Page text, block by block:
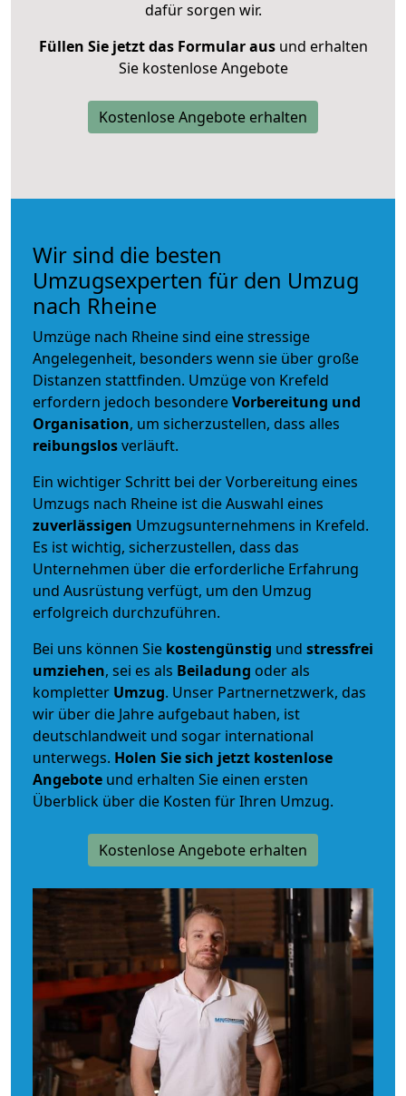
dafür sorgen wir.
Füllen Sie jetzt das Formular ausund erhalten
Sie kostenlose Angebote
Kostenlose Angebote erhalten
Wir sind die besten
Umzugsexperten für den Umzug
nach Rheine
Umzüge nach Rheine sind eine stressige
Angelegenheit, besonders wenn sie über große
Distanzen stattfinden. Umzüge von Krefeld
erfordern jedoch besondereVorbereitung und
Organisation, um sicherzustellen, dass alles
reibungslosverläuft.
Ein wichtiger Schritt bei der Vorbereitung eines
Umzugs nach Rheine ist die Auswahl eines
zuverlässigen Umzugsunternehmens in Krefeld.
Es ist wichtig, sicherzustellen, dass das
Unternehmen über die erforderliche Erfahrung
und Ausrüstung verfügt, um den Umzug
erfolgreich durchzuführen.
Bei uns können Sie kostengünstig und stressfrei
umziehen, sei es als Beiladung oder als
kompletter Umzug. Unser Partnernetzwerk, das
wir über die Jahre aufgebaut haben, ist
deutschlandweit und sogar international
unterwegs. Holen Sie sich jetzt kostenlose
Angebote und erhalten Sie einen ersten
Überblick über die Kosten für Ihren Umzug.
Kostenlose Angebote erhalten